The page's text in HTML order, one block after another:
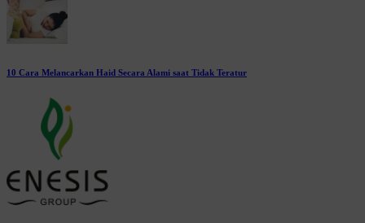
10 Cara Melancarkan Haid Secara Alami saat Tidak Teratur